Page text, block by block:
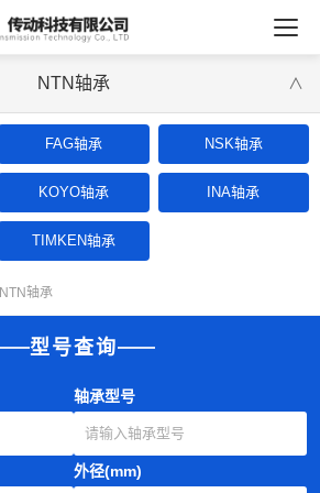
NTN轴承 ∨
FAG轴承 NSK轴承
KOYO轴承 INA轴承
TIMKEN轴承
NTN轴承
型号查询
轴承型号
外径(mm)